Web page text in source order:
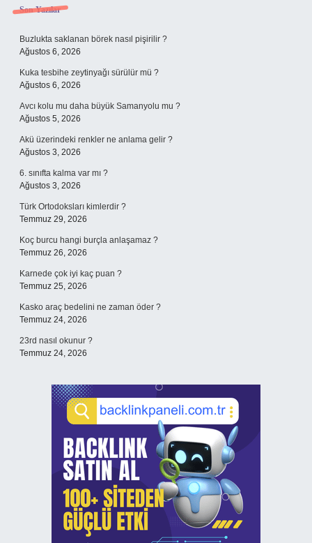
Sidebar
Son Yazılar
Buzlukta saklanan börek nasıl pişirilir ?
Ağustos 6, 2026
Kuka tesbihe zeytinyağı sürülür mü ?
Ağustos 6, 2026
Avcı kolu mu daha büyük Samanyolu mu ?
Ağustos 5, 2026
Akü üzerindeki renkler ne anlama gelir ?
Ağustos 3, 2026
6. sınıfta kalma var mı ?
Ağustos 3, 2026
Türk Ortodoksları kimlerdir ?
Temmuz 29, 2026
Koç burcu hangi burçla anlaşamaz ?
Temmuz 26, 2026
Karnede çok iyi kaç puan ?
Temmuz 25, 2026
Kasko araç bedelini ne zaman öder ?
Temmuz 24, 2026
23rd nasıl okunur ?
Temmuz 24, 2026